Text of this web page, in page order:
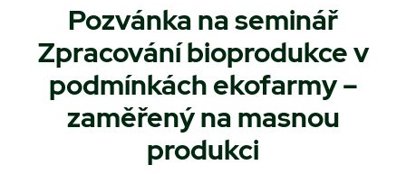
Pozvánka na seminář
Zpracování bioprodukce v
podmínkách ekofarmy –
zaměřený na masnou
produkci